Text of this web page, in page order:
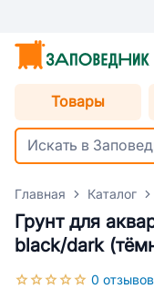
Товары
Главная Каталог
Грунт для
black/dark
0 отзывов